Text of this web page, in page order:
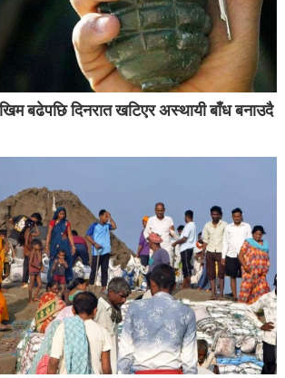
बढेपछि दिनरात खटिएर अस्थायी बाँध बनाउदै